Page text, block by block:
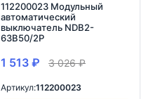
112200023 Модульный
автоматический
выключатель NDB2-
63B50/2P
1 513 ₽ 3 026₽
Артикул:112200023